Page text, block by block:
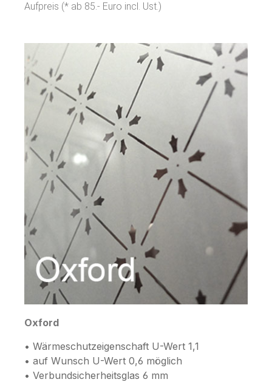
Aufpreis (* ab 85.- Euro incl. Ust.)
Oxford
• Wärmeschutzeigenschaft U-Wert 1,1
• auf Wunsch U-Wert 0,6 möglich
• Verbundsicherheitsglas 6 mm